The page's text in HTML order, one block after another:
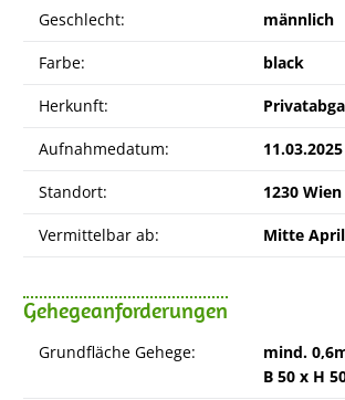
Geschlecht: männlich
Farbe: black
Herkunft:
Aufnahmedatum: 11.03.2025
Standort: 1230 Wien
Vermittelbar ab: Mitte
Gehegeanforderungen
Grundfläche Gehege:
mind.
B 50 x H